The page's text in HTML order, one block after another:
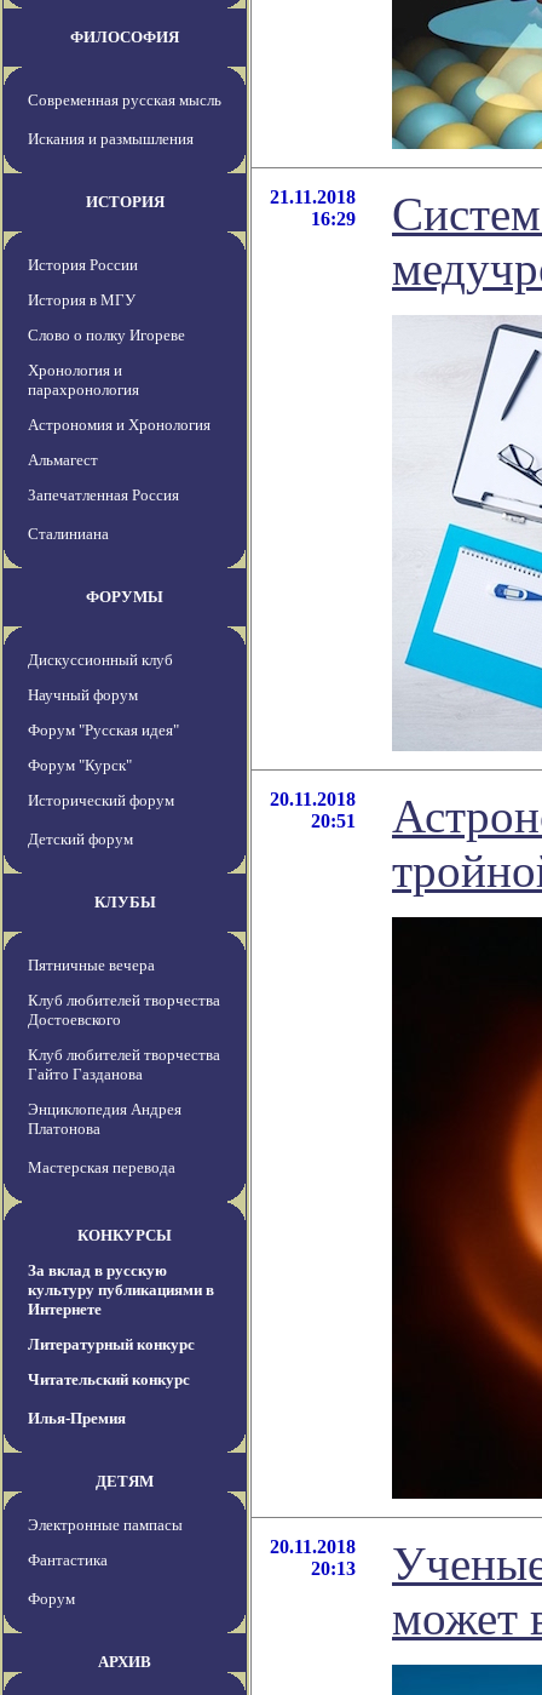
ФИЛОСОФИЯ
Современная русская мысль
Искания и размышления
ИСТОРИЯ
История России
История в МГУ
Слово о полку Игореве
Хронология и
парахронология
Астрономия и Хронология
Альмагест
Запечатленная Россия
Сталиниана
ФОРУМЫ
Дискуссионный клуб
Научный форум
Форум "Русская идея"
Форум "Курск"
Исторический форум
Детский форум
КЛУБЫ
Пятничные вечера
Клуб любителей творчества
Достоевского
Клуб любителей творчества
Гайто Газданова
Энциклопедия Андрея
Платонова
Мастерская перевода
КОНКУРСЫ
За вклад в русскую
культуру публикациями в
Интернете
Литературный конкурс
Читательский конкурс
Илья-Премия
ДЕТЯМ
Электронные пампасы
Фантастика
Форум
АРХИВ
21.11.2018
16:29
20.11.2018
20:51
20.11.2018
20:13
может